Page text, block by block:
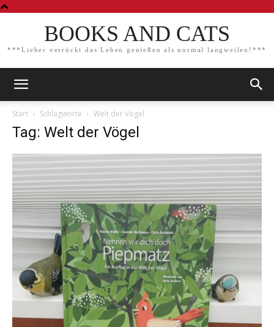
BOOKS AND CATS
***Lieber verrückt das Leben genießen als normal langweilen!***
Start Schlagworte Welt der Vögel
Tag: Welt der Vögel